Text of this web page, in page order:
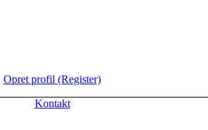
Opret profil (Register)
Kontakt